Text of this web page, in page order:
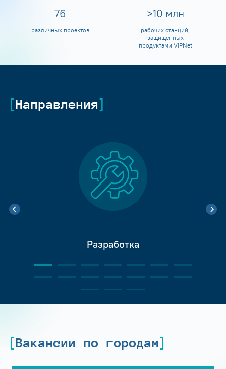
80
различных проектов
>10 млн
рабочих станций,
защищенных
продуктами ViPNet
Направления
Разработка
Вакансии по городам